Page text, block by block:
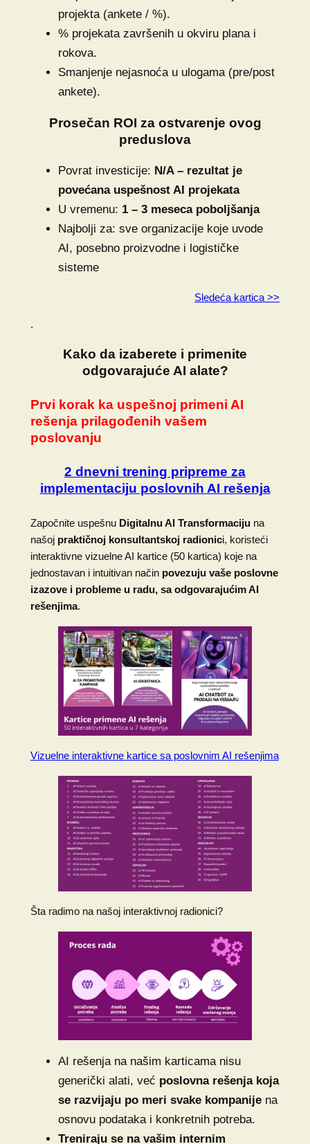
projekta (ankete / %).
% projekata završenih u okviru plana i
rokova.
Smanjenje nejasnoća u ulogama (pre/post
ankete).
Prosečan ROI za ostvarenje ovog
preduslova
Povrat investicije: N/A – rezultat je
povećana uspešnost AI projekata
U vremenu: 1 – 3 meseca poboljšanja
Najbolji za: sve organizacije koje uvode
AI, posebno proizvodne i logističke
sisteme
Sledeća kartica >>
.
Kako da izaberete i primenite
odgovarajuće AI alate?
Prvi korak ka uspešnoj primeni AI
rešenja prilagođenih vašem
poslovanju
2 dnevni trening pripreme za
implementaciju poslovnih AI rešenja
Započnite uspešnu Digitalnu AI Transformacijuna
našoj praktičnoj konsultantskoj radionici, koristeći
interaktivne vizuelne AI kartice (50 kartica) koje na
jednostavan i intuitivan način povezuju vaše poslovne
izazove i probleme u radu, sa odgovarajućim AI
rešenjima.
Vizuelne interaktivne kartice sa poslovnim AI rešenjima
Šta radimo na našoj interaktivnoj radionici?
AI rešenja na našim karticama nisu
generički alati, već poslovna rešenja koja
se razvijaju po meri svake kompanije na
osnovu podataka i konkretnih potreba.
Treniraju se na vašim internim